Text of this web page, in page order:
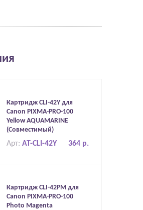
Картридж CLI-42Y для
Canon PIXMA-PRO-100
Yellow AQUAMARINE
(Совместимый)
364 р.
Арт:AT-CLI-42Y
Картридж CLI-42PM для
Canon PIXMA-PRO-100
Photo Magenta